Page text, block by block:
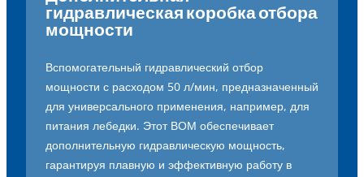
гидравлическая коробка отбора
мощности
Вспомогательный гидравлический отбор
мощности с расходом 50 л/мин, предназначенный
для универсального применения, например, для
питания лебедки. ЭтотВОМ обеспечивает
дополнительную гидравлическую мощность,
гарантируя плавную и эффективную работу в